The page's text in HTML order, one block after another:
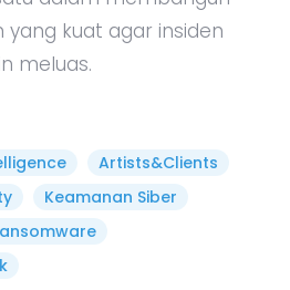
kuat agar insiden
meluas.
Artists&Clients
Keamanan Siber